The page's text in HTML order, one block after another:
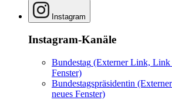
Instagram
Instagram-Kanäle
Bundestag (Externer Link, Link
Fenster)
Bundestagspräsidentin
neues Fenster)